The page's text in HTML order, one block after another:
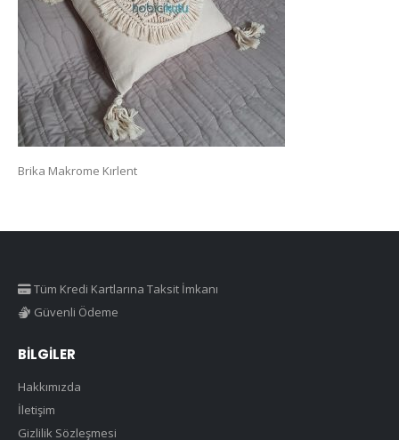
Brika Makrome Kırlent
Tüm Kredi Kartlarına Taksit İmkanı
Güvenli Ödeme
BILGILER
Hakkımızda
İletişim
Gizlilik Sözleşmesi